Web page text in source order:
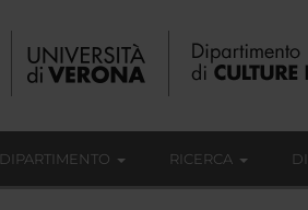
DIPARTIMENTO RICERCA